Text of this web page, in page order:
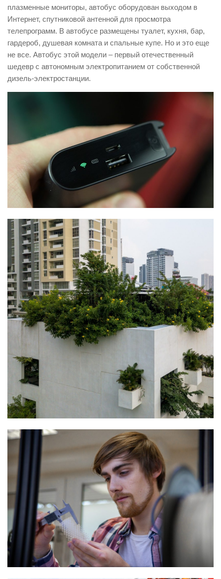
плазменные мониторы, автобус оборудован выходом в
Интернет, спутниковой антенной для просмотра
телепрограмм. В автобусе размещены туалет, кухня, бар,
гардероб, душевая комната и спальные купе. Но и это еще
не все. Автобус этой модели – первый отечественный
шедевр с автономным электропитанием от собственной
дизель-электростанции.